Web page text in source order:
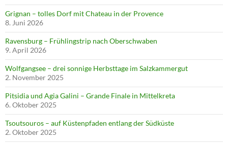
Grignan – tolles Dorf mit Chateau in der Provence
8. Juni 2026
Ravensburg – Frühlingstrip nach Oberschwaben
9. April 2026
Wolfgangsee – drei sonnige Herbsttage im Salzkammergut
2. November 2025
Pitsidia und Agia Galini – Grande Finale in Mittelkreta
6. Oktober 2025
Tsoutsouros – auf Küstenpfaden entlang der Südküste
2. Oktober 2025